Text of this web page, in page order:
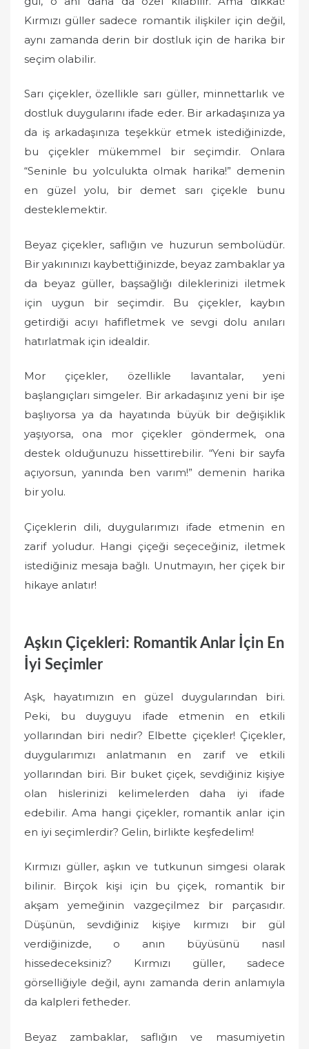
Kırmızı güller sadece romantik ilişkiler için değil,
aynı zamanda derin bir dostluk için de harika bir
seçim olabilir.
Sarı çiçekler, özellikle sarı güller, minnettarlık ve
dostluk duygularını ifade eder. Bir arkadaşınıza ya
da iş arkadaşınıza teşekkür etmek istediğinizde,
bu çiçekler mükemmel bir seçimdir. Onlara
“Seninle bu yolculukta olmak harika!” demenin
en güzel yolu, bir demet sarı çiçekle bunu
desteklemektir.
Beyaz çiçekler, saflığın ve huzurun sembolüdür.
Bir yakınınızı kaybettiğinizde, beyaz zambaklar ya
da beyaz güller, başsağlığı dileklerinizi iletmek
için uygun bir seçimdir. Bu çiçekler, kaybın
getirdiği acıyı hafifletmek ve sevgi dolu anıları
hatırlatmak için idealdir.
Mor çiçekler, özellikle lavantalar, yeni
başlangıçları simgeler. Bir arkadaşınız yeni bir işe
başlıyorsa ya da hayatında büyük bir değişiklik
yaşıyorsa, ona mor çiçekler göndermek, ona
destek olduğunuzu hissettirebilir. “Yeni bir sayfa
açıyorsun, yanında ben varım!” demenin harika
bir yolu.
Çiçeklerin dili, duygularımızı ifade etmenin en
zarif yoludur. Hangi çiçeği seçeceğiniz, iletmek
istediğiniz mesaja bağlı. Unutmayın, her çiçek bir
hikaye anlatır!
Aşkın Çiçekleri: Romantik Anlar İçin En
İyi Seçimler
Aşk, hayatımızın en güzel duygularından biri.
Peki, bu duyguyu ifade etmenin en etkili
yollarından biri nedir? Elbette çiçekler! Çiçekler,
duygularımızı anlatmanın en zarif ve etkili
yollarından biri. Bir buket çiçek, sevdiğiniz kişiye
olan hislerinizi kelimelerden daha iyi ifade
edebilir. Ama hangi çiçekler, romantik anlar için
en iyi seçimlerdir? Gelin, birlikte keşfedelim!
Kırmızı güller, aşkın ve tutkunun simgesi olarak
bilinir. Birçok kişi için bu çiçek, romantik bir
akşam yemeğinin vazgeçilmez bir parçasıdır.
Düşünün, sevdiğiniz kişiye kırmızı bir gül
verdiğinizde, o anın büyüsünü nasıl
hissedeceksiniz? Kırmızı güller, sadece
görselliğiyle değil, aynı zamanda derin anlamıyla
da kalpleri fetheder.
Beyaz zambaklar, saflığın ve masumiyetin